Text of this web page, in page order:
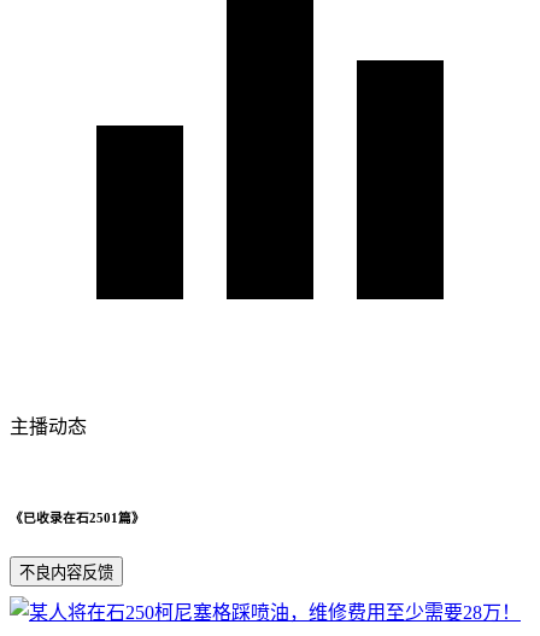
主播动态
《已收录在石2501篇》
不良内容反馈